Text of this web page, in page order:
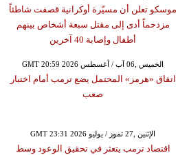
موسكو تعلن أن مسيّرة أوكرانية قصفت شاطئاً
مزدحماً أدى إلى مقتل سبعة أشخاص بينهم
أطفال وإصابة 40 آخرين
GMT 20:59 2026 الخميس ,06 آب / أغسطس
اتفاق «هرمز» المحتمل يضع ترمب أمام اختبار
صعب
GMT 23:31 2026 الإثنين ,27 تموز / يوليو
اقتصاد ترمب يتعثر في تحقيق الوعود وسط